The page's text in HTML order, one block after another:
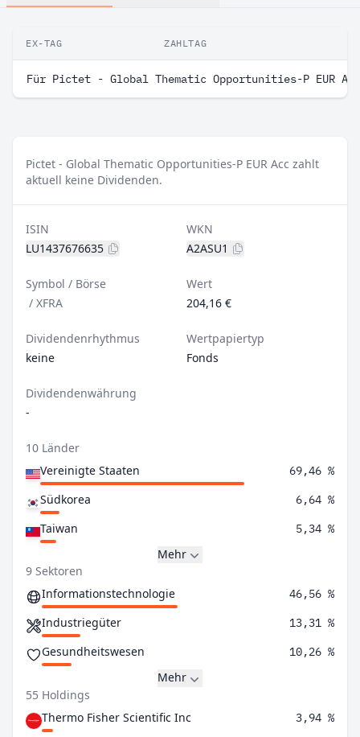
EX-TAG ZAHLTAG
Für Pictet - Global Thematic Opportunities-P EUR
Pictet - Global Thematic Opportunities-P EUR Acc zahlt
aktuell keine Dividenden.
ISIN
LU1437676635
WKN
A2ASU1
Symbol / Börse
/ XFRA
Wert
204,16 €
Dividendenrhythmus
keine
Wertpapiertyp
Fonds
Dividendenwährung
-
10 Länder
Vereinigte Staaten
69,46 %
Südkorea 6,64 %
Taiwan 5,34 %
Mehr
9 Sektoren
Informationstechnologie
46,56 %
Industriegüter 13,31 %
Gesundheitswesen 10,26 %
Mehr
55 Holdings
Thermo Fisher Scientific Inc
3,94 %